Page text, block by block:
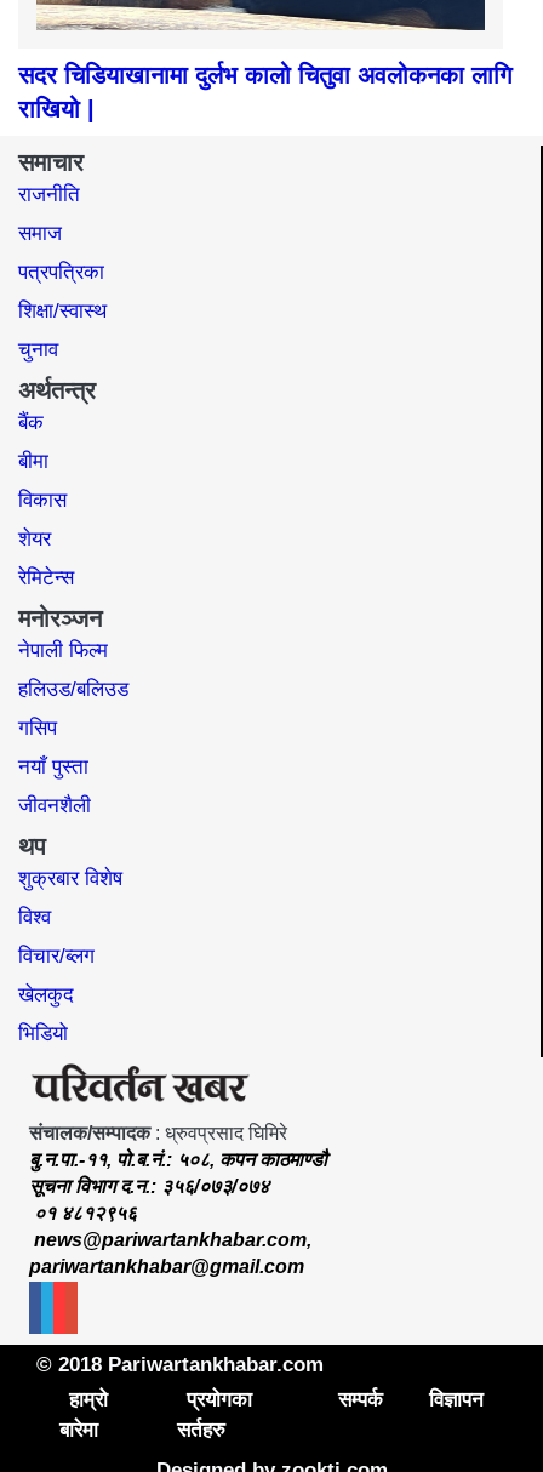
सदर चिडियाखानामा दुर्लभ कालो चितुवा अवलोकनका लागि
राखियो |
समाचार
राजनीति
समाज​
पत्रपत्रिका
शिक्षा/स्वास्थ
चुनाव
अर्थतन्त्र
बैंक
बीमा
विकास
शेयर
रेमिटेन्स
मनोरञ्जन
नेपाली फिल्म
हलिउड/बलिउड
गसिप
नयाँ पुस्ता
जीवनशैली
थप
शुक्रबार विशेष
विश्व
विचार/ब्लग
खेलकुद
भिडियो
संचालक/सम्पादक: ध्रुवप्रसाद घिमिरे
बु.न.पा.-११, पो.ब.नं.: ५०८, कपन काठमाण्डौ
सूचना विभाग द.न.: ३५६/०७३/०७४
०१ ४८१२९५६
news@pariwartankhabar.com,
pariwartankhabar@gmail.com
© 2018 Pariwartankhabar.com
हाम्रो
बारेमा
प्रयोगका
सर्तहरु
सम्पर्क विज्ञापन